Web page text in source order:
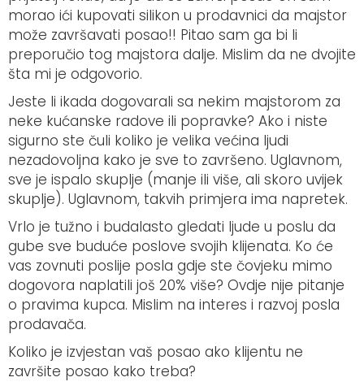
morao ići kupovati silikon u prodavnici da majstor
može završavati posao!! Pitao sam ga bi li
preporučio tog majstora dalje. Mislim da ne dvojite
šta mi je odgovorio.
Jeste li ikada dogovarali sa nekim majstorom za
neke kućanske radove ili popravke? Ako i niste
sigurno ste čuli koliko je velika većina ljudi
nezadovoljna kako je sve to završeno. Uglavnom,
sve je ispalo skuplje (manje ili više, ali skoro uvijek
skuplje). Uglavnom, takvih primjera ima napretek.
Vrlo je tužno i budalasto gledati ljude u poslu da
gube sve buduće poslove svojih klijenata. Ko će
vas zovnuti poslije posla gdje ste čovjeku mimo
dogovora naplatili još 20% više? Ovdje nije pitanje
o pravima kupca. Mislim na interes i razvoj posla
prodavača.
Koliko je izvjestan vaš posao ako klijentu ne
završite posao kako treba?